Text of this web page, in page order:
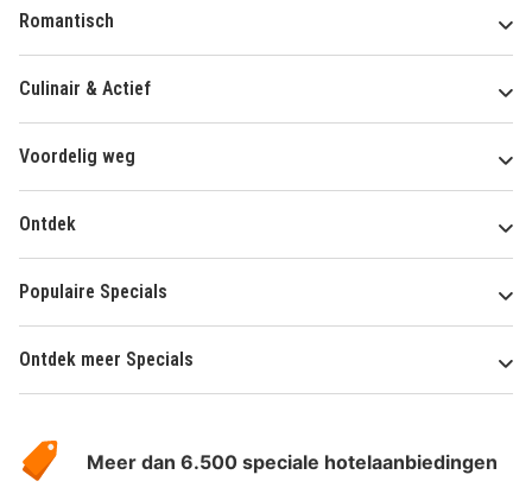
Romantisch
Culinair & Actief
Voordelig weg
Ontdek
Populaire Specials
Ontdek meer Specials
HotelSpecials
Meer dan 6.500 speciale hotelaanbiedingen